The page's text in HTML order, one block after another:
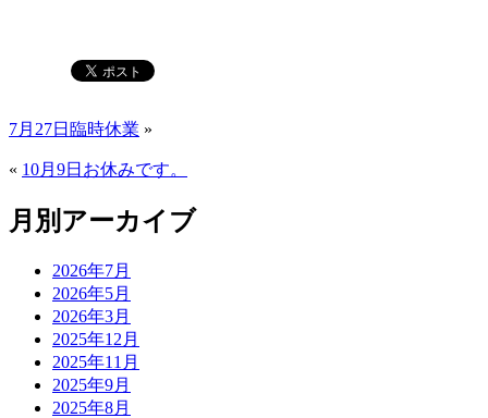
7月27日臨時休業 »
« 10月9日お休みです。
月別アーカイブ
2026年7月
2026年5月
2026年3月
2025年12月
2025年11月
2025年9月
2025年8月